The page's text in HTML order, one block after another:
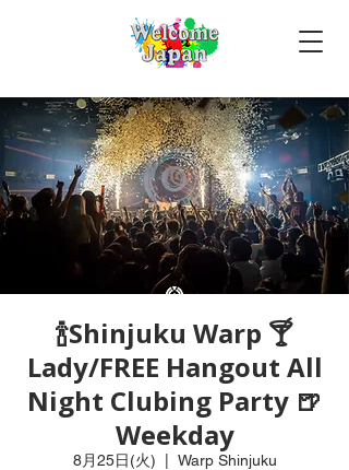
🍾Shinjuku Warp 🍸
Lady/FREE Hangout All
Night Clubing Party 🍺
Weekday
8月25日(火) Warp Shinjuku